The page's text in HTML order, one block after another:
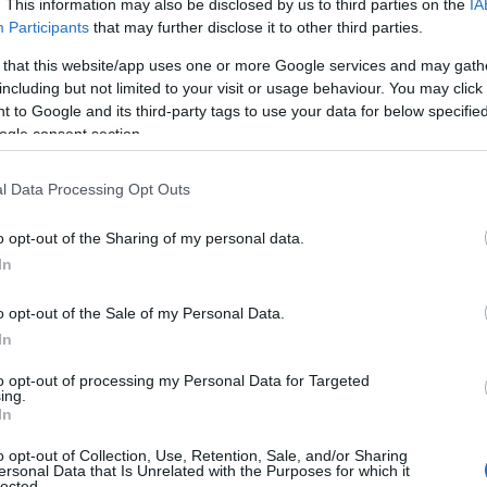
This information may also be disclosed by us to third parties on the
Participants that may further disclose it to other third parties.
that this website/app uses one or more Google services and may
but not limited to your visit or usage behaviour. You may
to Google and its third-party tags to use your data for below
consent section.
Data Processing Opt Outs
opt-out of the Sharing of my personal data.
opt-out of the Sale of my Personal Data.
opt-out of processing my Personal Data for Targeted
opt-out of Collection, Use, Retention, Sale, and/or Sharing
Data that Is Unrelated with the Purposes for which it
di chi potrebbe spiare le tue
mascherato, rendendo difficile per
la tua identità e le tue informazioni personali
stiamo parlando solo di governi e aziende:
propensi a mettere le mani sui tuoi dati
delle VPN è la loro politica “no-log”: non
che non ci sono tracce lasciate dietro di te.
vita digitale più sicura? La numero 4 ti
avanzate di crittografia, rendendo
dati, anche per gli esperti del settore.
streaming